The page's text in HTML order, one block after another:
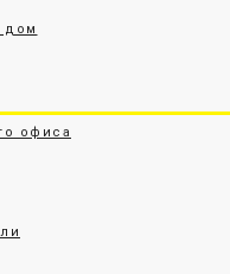
дом
офиса